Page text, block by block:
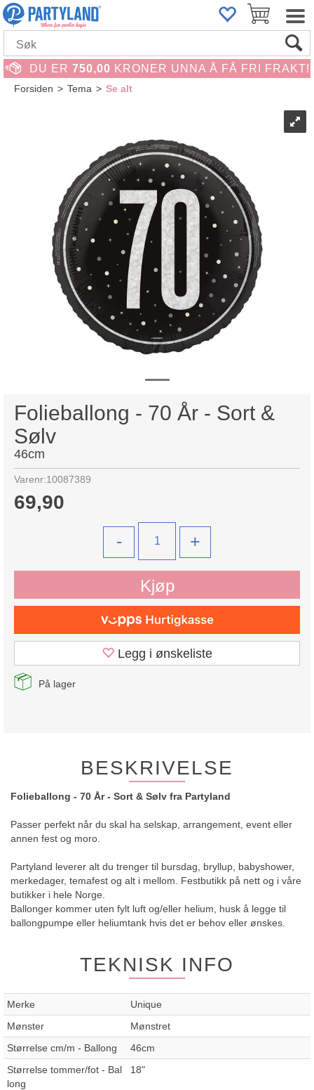
DU ER 750,00 KRONER UNNA Å FÅ FRI FRAKT!
Forsiden>Tema>Se alt
Folieballong - 70 År - Sort &
Sølv
46cm
Varenr:10087389
69,90
- +
Kjøp
Legg i ønskeliste
På lager
BESKRIVELSE
Folieballong - 70 År - Sort & Sølv fra Partyland
Passer perfekt når du skal ha selskap, arrangement, event eller
annen fest og moro.
Partyland leverer alt du trenger til bursdag, bryllup, babyshower,
merkedager, temafest og alt i mellom. Festbutikk på nett og i våre
butikker i hele Norge.
Ballonger kommer uten fylt luft og/eller helium, husk å legge til
ballongpumpe eller heliumtank hvis det er behov eller ønskes.
TEKNISK INFO
Merke
Unique
Mønster
Mønstret
Størrelse cm/m - Ballong
46cm
Størrelse tommer/fot - Bal
long
18"